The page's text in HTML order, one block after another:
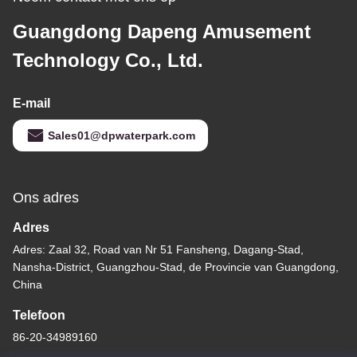
Guangdong Dapeng Amusement
Technology Co., Ltd.
E-mail
Sales01@dpwaterpark.com
Ons adres
Adres
Adres: Zaal 32, Road van Nr 51 Fansheng, Dagang-Stad,
Nansha-District, Guangzhou-Stad, de Provincie van Guangdong,
China
Telefoon
86-20-34989160